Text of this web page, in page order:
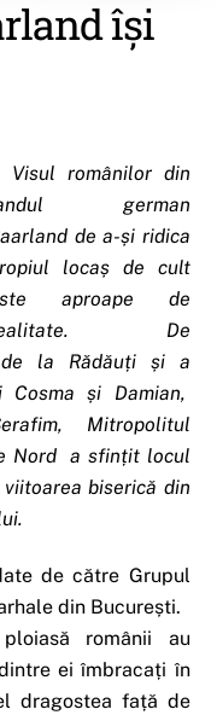
îşi
Visul românilor din
german
de a-și ridica
locaș de cult
aproape de
De
de la Rădăuți și a
și Damian,
Mitropolitul
Nord a sfințit locul
biserică din
de către Grupul
din București.
românii au
ei îmbracați în
dragostea față de